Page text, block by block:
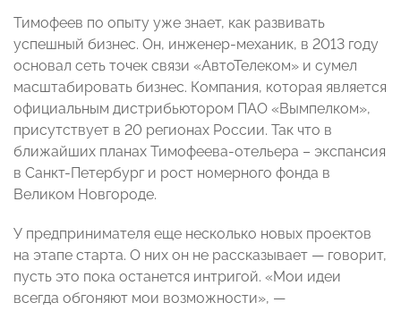
Тимофеев по опыту уже знает, как развивать
успешный бизнес. Он, инженер-механик, в 2013 году
основал сеть точек связи «АвтоТелеком» и сумел
масштабировать бизнес. Компания, которая является
официальным дистрибьютором ПАО «Вымпелком»,
присутствует в 20 регионах России. Так что в
ближайших планах Тимофеева-отельера – экспансия
в Санкт-Петербург и рост номерного фонда в
Великом Новгороде.
У предпринимателя еще несколько новых проектов
на этапе старта. О них он не рассказывает — говорит,
пусть это пока останется интригой. «Мои идеи
всегда обгоняют мои возможности», —